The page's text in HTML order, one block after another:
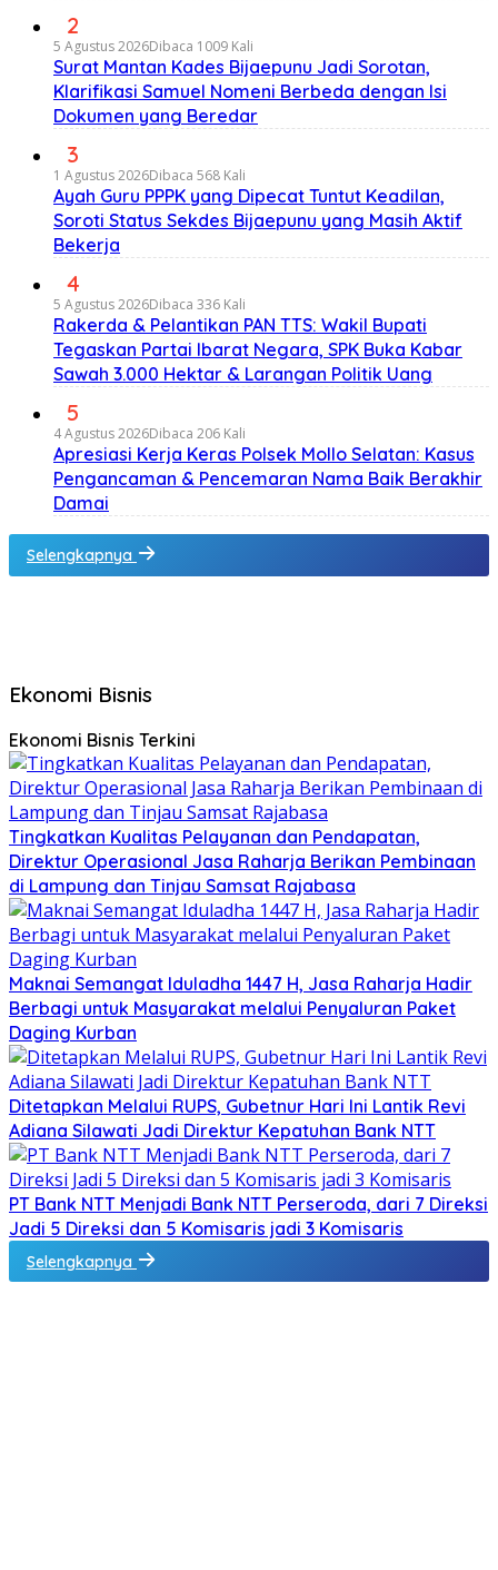
2
5 Agustus 2026Dibaca 1009 Kali
Surat Mantan Kades Bijaepunu Jadi Sorotan,
Klarifikasi Samuel Nomeni Berbeda dengan Isi
Dokumen yang Beredar
3
1 Agustus 2026Dibaca 568 Kali
Ayah Guru PPPK yang Dipecat Tuntut Keadilan,
Soroti Status Sekdes Bijaepunu yang Masih Aktif
Bekerja
4
5 Agustus 2026Dibaca 336 Kali
Rakerda & Pelantikan PAN TTS: Wakil Bupati
Tegaskan Partai Ibarat Negara, SPK Buka Kabar
Sawah 3.000 Hektar & Larangan Politik Uang
5
4 Agustus 2026Dibaca 206 Kali
Apresiasi Kerja Keras Polsek Mollo Selatan: Kasus
Pengancaman & Pencemaran Nama Baik Berakhir
Damai
Selengkapnya
Ekonomi Bisnis
Ekonomi Bisnis Terkini
Tingkatkan Kualitas Pelayanan dan Pendapatan,
Direktur Operasional Jasa Raharja Berikan Pembinaan
di Lampung dan Tinjau Samsat Rajabasa
Maknai Semangat Iduladha 1447 H, Jasa Raharja Hadir
Berbagi untuk Masyarakat melalui Penyaluran Paket
Daging Kurban
Ditetapkan Melalui RUPS, Gubetnur Hari Ini Lantik Revi
Adiana Silawati Jadi Direktur Kepatuhan Bank NTT
PT Bank NTT Menjadi Bank NTT Perseroda, dari 7 Direksi
Jadi 5 Direksi dan 5 Komisaris jadi 3 Komisaris
Selengkapnya